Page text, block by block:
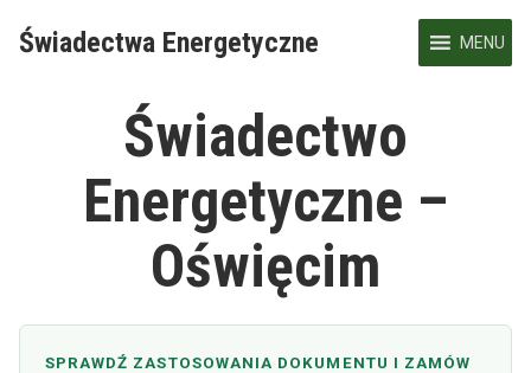
Świadectwa Energetyczne MENU
Świadectwo
Energetyczne –
Oświęcim
SPRAWDŹ ZASTOSOWANIA DOKUMENTU I ZAMÓW